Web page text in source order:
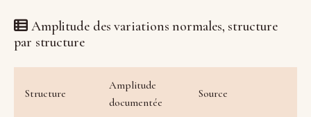
Amplitude des variations normales, structure
par structure
Structure
Amplitude
documentée
Source